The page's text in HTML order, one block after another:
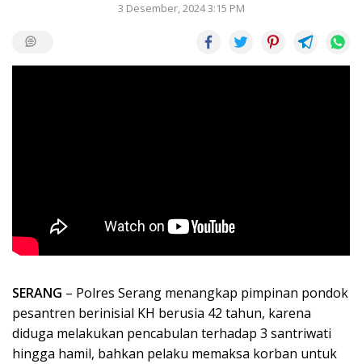
3 Desember, 2024 3:15 PM
SERANG – Polres Serang menangkap pimpinan pondok
pesantren berinisial KH berusia 42 tahun, karena
diduga melakukan pencabulan terhadap 3 santriwati
hingga hamil, bahkan pelaku memaksa korban untuk